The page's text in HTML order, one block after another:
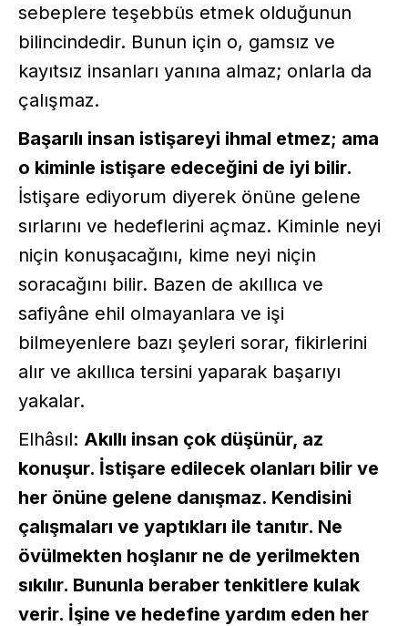
sebeplere teşebbüs etmek olduğunun
bilincindedir. Bunun için o, gamsız ve
kayıtsız insanları yanına almaz; onlarla da
çalışmaz.
Başarılı insan istişareyi ihmal etmez; ama
o kiminle istişare edeceğini de iyi bilir.
İstişare ediyorum diyerek önüne gelene
sırlarını ve hedeflerini açmaz. Kiminle neyi
niçin konuşacağını, kime neyi niçin
soracağını bilir. Bazen de akıllıca ve
safiyâne ehil olmayanlara ve işi
bilmeyenlere bazı şeyleri sorar, fikirlerini
alır ve akıllıca tersini yaparak başarıyı
yakalar.
Elhâsıl: Akıllı insan çok düşünür, az
konuşur. İstişare edilecek olanları bilir ve
her önüne gelene danışmaz. Kendisini
çalışmaları ve yaptıkları ile tanıtır. Ne
övülmekten hoşlanır ne de yerilmekten
sıkılır. Bununla beraber tenkitlere kulak
verir. İşine ve hedefine yardım eden her